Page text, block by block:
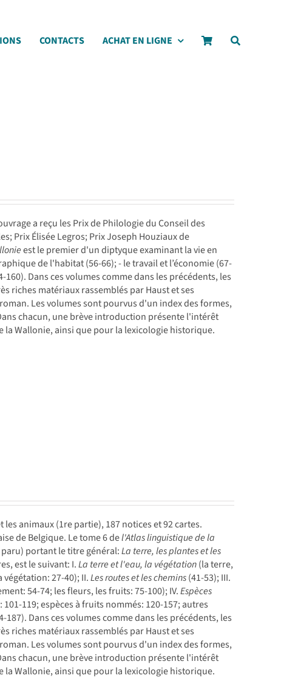
CONTACTS ACHAT EN LIGNE
a reçu les Prix de Philologie du Conseil des
Prix Élisée Legros; Prix Joseph Houziaux de
est le premier d'un diptyque examinant la vie en
de l'habitat (56-66); - le travail et l’économie (67-
Dans ces volumes comme dans les précédents, les
riches matériaux rassemblés par Haust et ses
Les volumes sont pourvus d'un index des formes,
chacun, une brève introduction présente l'intérêt
Wallonie, ainsi que pour la lexicologie historique.
les animaux (1re partie), 187 notices et 92 cartes.
de Belgique. Le tome 6 del'Atlas linguistique de la
paru) portant le titre général:La terre, les plantes et les
est le suivant: I.La terre et l'eau, la végétation(la terre,
27-40); II.Les routes et les chemins(41-53); III.
54-74; les fleurs, les fruits: 75-100); IV.Espèces
119; espèces à fruits nommés: 120-157; autres
187). Dans ces volumes comme dans les précédents, les
riches matériaux rassemblés par Haust et ses
Les volumes sont pourvus d'un index des formes,
chacun, une brève introduction présente l'intérêt
Wallonie, ainsi que pour la lexicologie historique.